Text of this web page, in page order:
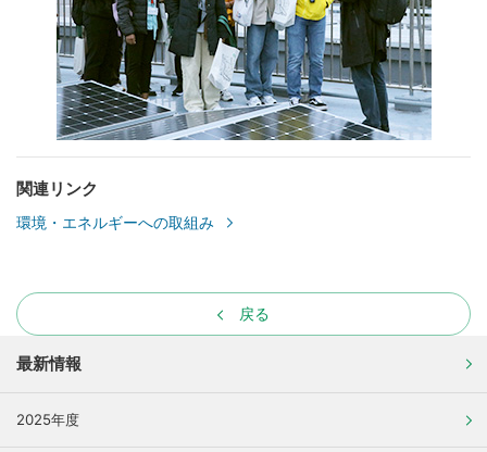
関連リンク
環境・エネルギーへの取組み
戻る
最新情報
2025年度